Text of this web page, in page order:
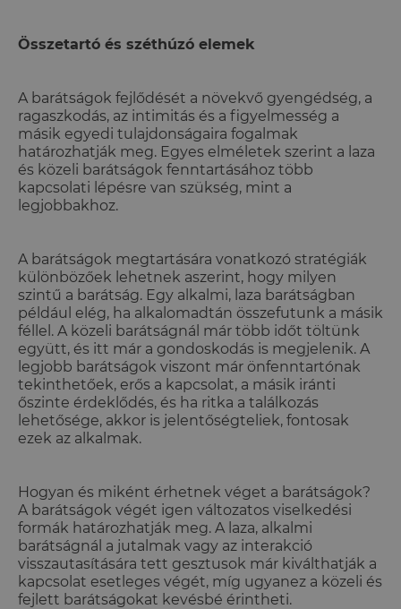
Összetartó és széthúzó elemek
A barátságok fejlődését a növekvő gyengédség, a
ragaszkodás, az intimitás és a figyelmesség a
másik egyedi tulajdonságaira fogalmak
határozhatják meg. Egyes elméletek szerint a laza
és közeli barátságok fenntartásához több
kapcsolati lépésre van szükség, mint a
legjobbakhoz.
A barátságok megtartására vonatkozó stratégiák
különbözőek lehetnek aszerint, hogy milyen
szintű a barátság. Egy alkalmi, laza barátságban
például elég, ha alkalomadtán összefutunk a másik
féllel. A közeli barátságnál már több időt töltünk
együtt, és itt már a gondoskodás is megjelenik. A
legjobb barátságok viszont már önfenntartónak
tekinthetőek, erős a kapcsolat, a másik iránti
őszinte érdeklődés, és ha ritka a találkozás
lehetősége, akkor is jelentőségteliek, fontosak
ezek az alkalmak.
Hogyan és miként érhetnek véget a barátságok?
A barátságok végét igen változatos viselkedési
formák határozhatják meg. A laza, alkalmi
barátságnál a jutalmak vagy az interakció
visszautasítására tett gesztusok már kiválthatják a
kapcsolat esetleges végét, míg ugyanez a közeli és
fejlett barátságokat kevésbé érintheti.